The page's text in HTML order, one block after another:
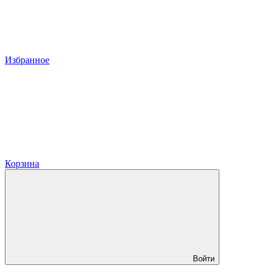
Избранное
Корзина
Войти